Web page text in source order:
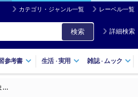
カテゴリ・ジャンル一覧 レーベル一覧
検索 詳細検索
参考書 生活・実用 雑誌・ ムック
…